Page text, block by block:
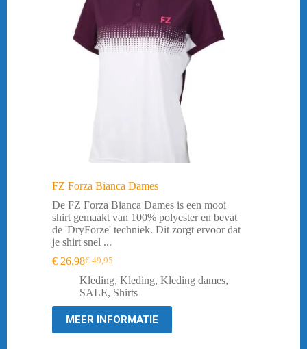
FZ Forza Bianca Dames
De FZ Forza Bianca Dames is een mooi
shirt gemaakt van 100% polyester en bevat
de 'DryForze' techniek. Dit zorgt ervoor dat
je shirt snel ...
€49,95
Oorspronkelijke
prijs
was:
€ 26,98Huidige
prijs
is:
Kleding, Kleding, Kleding dames,
SALE, Shirts
MEER INFORMATIE